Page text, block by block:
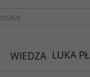
WIEDZA LUKA